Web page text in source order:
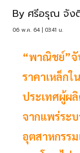
By ศรีอรุณ จัง
06 พ.ค. 64 | 03:41 น.
“พาณิชย์”จั
ราคาเหล็กใ
ประเทศผู้ผ
จากแพร่ระบ
อุตสาหกรร